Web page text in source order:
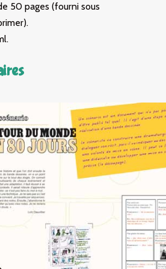
50 pages (fourni sous